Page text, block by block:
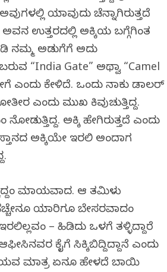
ಯಾವುದು ಚೆನ್ನಾಗಿರುತ್ತದೆ
ಉತ್ತರದಲ್ಲಿ ಅಕ್ಕಿಯ ಬಗ್ಗೆಗಿಂತ
ನಮ್ಮ ಅಡುಗೆಗೆ ಅದು
“India Gate” ಅಥ್ವಾ “Camel
ಎಂದು ಕೇಳಿದೆ. ಒಂದು ನಾಕು ಡಾಲರ್‍
ಎಂದು ಮುಖ ಕಿವುಚುತ್ತಿದ್ದ.
ಅಕ್ಕಿ ಹೇಗಿರುತ್ತದೆ ಎಂದು
ಅಕ್ಕಿಯೇ ಇರಲಿ ಅಂದಾಗ
ಮಾಯವಾದ. ಆ ತಮಿಳು
ಯಾರಿಗೂ ಬೇಸರವಾದಂತೆ
– ಹಿಡಿದು ಒಳಗೆ ತಳ್ಳಿದ್ದಾರೆ
ಕೈಗೆ ಸಿಕ್ಕಿಬಿದ್ದಿದ್ದಾನೆ ಎಂದು
ಮಾತ್ರ ಏನೂ ಹೇಳದೆ ಬಾಯಿ